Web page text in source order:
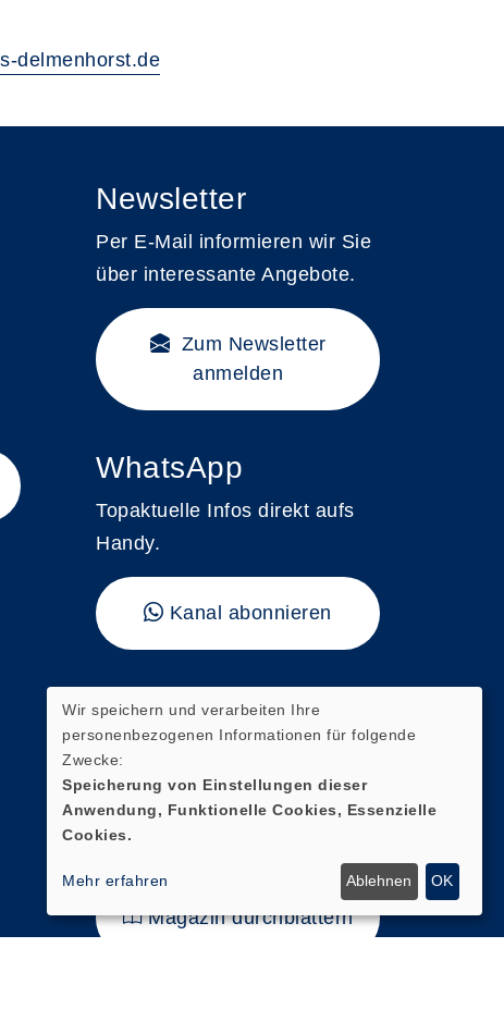
delmenhorst.de
Newsletter
Per E-Mail informieren wir Sie
über interessante Angebote.
Zum Newsletter
anmelden
WhatsApp
Topaktuelle Infos direkt aufs
Handy.
Kanal abonnieren
"vhs kompakt"
Hier finden Sie unser aktuelles
Magazin mit direkten
Verlinkungen zur digitalen
Magazin durchblättern
Wir speichern und verarbeiten Ihre
personenbezogenen Informationen für folgende
Zwecke:
Speicherung von Einstellungen dieser
Anwendung, Funktionelle Cookies, Essenzielle
Cookies.
Mehr erfahren Ablehnen OK